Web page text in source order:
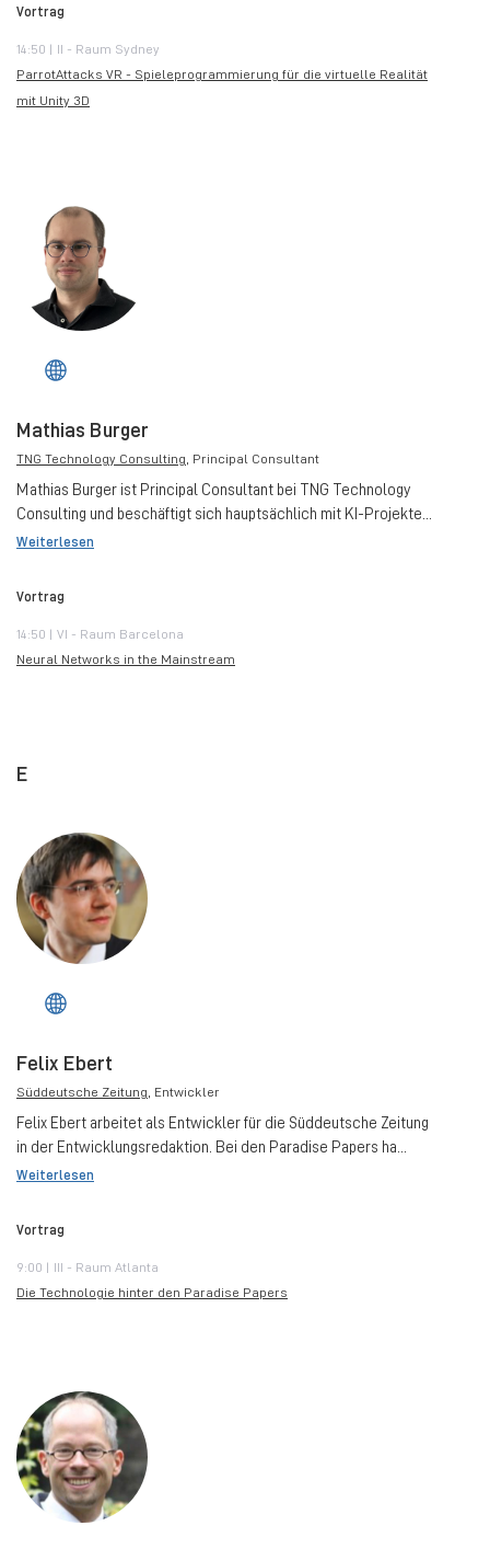
Vortrag
14:50 | II - Raum Sydney
ParrotAttacks VR - Spieleprogrammierung für die virtuelle Realität
mit Unity 3D
Mathias Burger
TNG Technology Consulting, Principal Consultant
Mathias Burger ist Principal Consultant bei TNG Technology
Consulting und beschäftigt sich hauptsächlich mit KI-Projekte...
Weiterlesen
Vortrag
14:50 | VI - Raum Barcelona
Neural Networks in the Mainstream
E
Felix Ebert
Süddeutsche Zeitung, Entwickler
Felix Ebert arbeitet als Entwickler für die Süddeutsche Zeitung
in der Entwicklungsredaktion. Bei den Paradise Papers ha...
Weiterlesen
Vortrag
9:00 | III - Raum Atlanta
Die Technologie hinter den Paradise Papers